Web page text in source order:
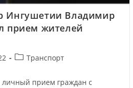
Ингушетии Владимир
прием жителей
Транспорт
прием граждан c